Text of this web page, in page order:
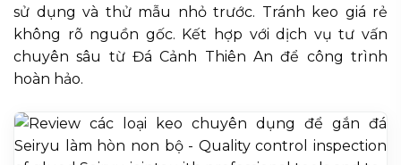
sử dụng và thử mẫu nhỏ trước. Tránh keo giá rẻ
không rõ nguồn gốc. Kết hợp với dịch vụ tư vấn
chuyên sâu từ Đá Cảnh Thiên An để công trình
hoàn hảo.